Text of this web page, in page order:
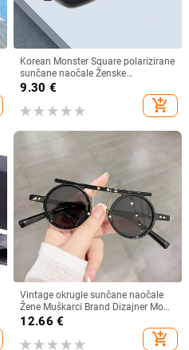
Korean Monster Square polarizirane
sunčane naočale Ženske
visokokvalitetne nježne luksuzne
sunčane naočale Muške prevelike
nijanse UV400 naočale
9.30 €
add_shopping_cart
Vintage okrugle sunčane naočale
Žene Muškarci Brand Dizajner Moda
Gradient Sunčane naočale Ženske
Muške Retro Punk Hip Hop Gafas
De Sol
12.66 €
add_shopping_cart